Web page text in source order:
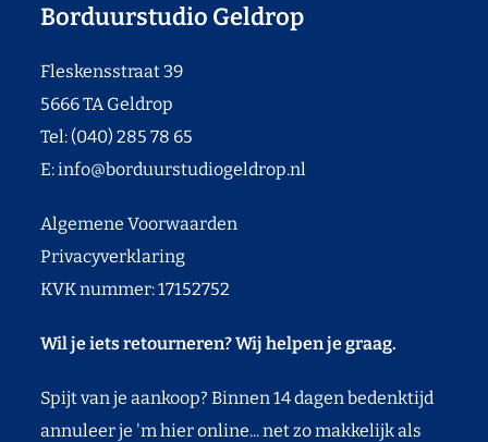
Borduurstudio Geldrop
Fleskensstraat 39
5666 TA Geldrop
Tel: (040) 285 78 65
E:info@borduurstudiogeldrop.nl
Algemene Voorwaarden
Privacyverklaring
KVK nummer: 17152752
Wil je iets retourneren? Wij helpen je graag.
Spijt van je aankoop? Binnen 14 dagen bedenktijd
annuleer je 'm hier online... net zo makkelijk als